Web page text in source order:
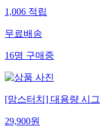
1,006적립
무료배송
16명구매중
[맘스터치] 대용량 시
29,900원